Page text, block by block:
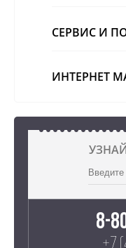
СЕРВИС И
ИНТЕРНЕТ
8-